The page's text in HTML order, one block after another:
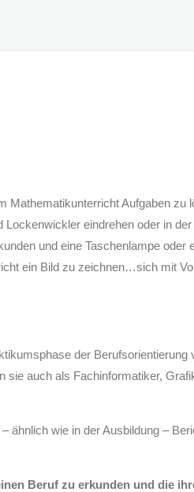
Mathematikunterricht Aufgaben
eindrehen oder in
und eine Taschenlampe oder
ein Bild zu zeichnen…sich mit
der
auch als Fachinformatiker,
wie in der Ausbildung –
Beruf zu erkunden und die